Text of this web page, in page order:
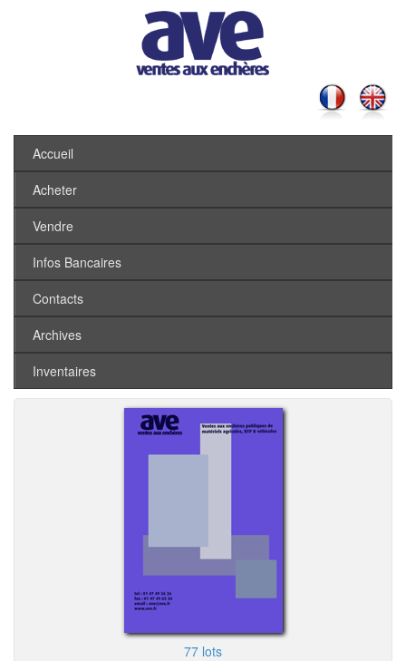
Accueil
Acheter
Vendre
Infos Bancaires
Contacts
Archives
Inventaires
77 lots